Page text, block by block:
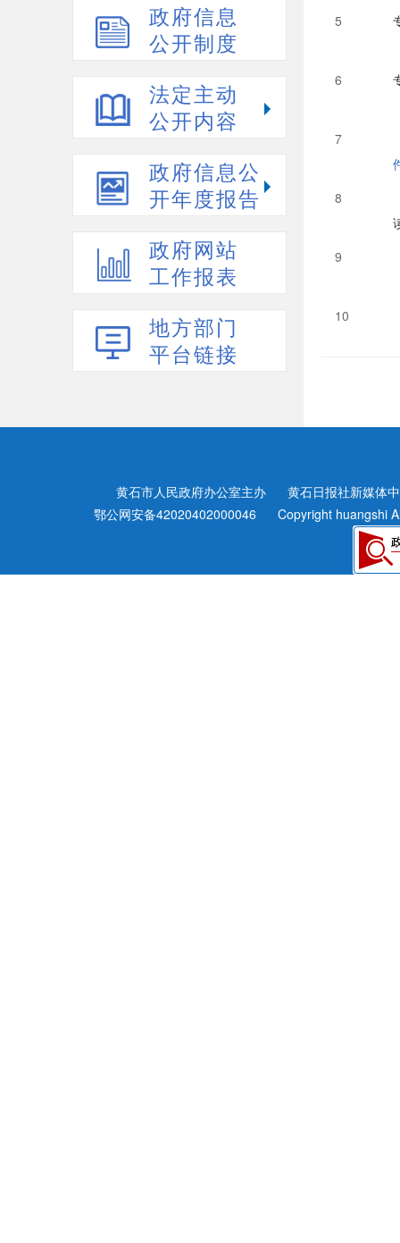
政府信息
公开制度
法定主动
公开内容
政府信息公
开年度报告
政府网站
工作报表
地方部门
平台链接
5
6
7
8
9
10
黄石市人民政府办公室主办
黄石日报社新媒体
鄂公网安备42020402000046
Copyright huangshi